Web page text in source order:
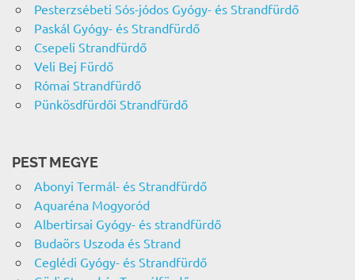
Pesterzsébeti Sós-jódos Gyógy- és Strandfürdő
Paskál Gyógy- és Strandfürdő
Csepeli Strandfürdő
Veli Bej Fürdő
Római Strandfürdő
Pünkösdfürdői Strandfürdő
PEST MEGYE
Abonyi Termál- és Strandfürdő
Aquaréna Mogyoród
Albertirsai Gyógy- és strandfürdő
Budaörs Uszoda és Strand
Ceglédi Gyógy- és Strandfürdő